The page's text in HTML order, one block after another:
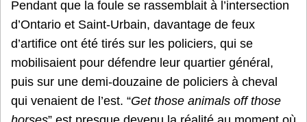
Pendant que la foule se rassemblait à l’intersection
d’Ontario et Saint-Urbain, davantage de feux
d’artifice ont été tirés sur les policiers, qui se
mobilisaient pour défendre leur quartier général,
puis sur une demi-douzaine de policiers à cheval
qui venaient de l’est. “Get those animals off those